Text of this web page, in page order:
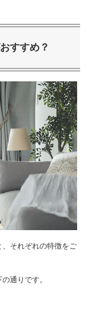
すすめ？
それぞれの特徴をご
通りです。